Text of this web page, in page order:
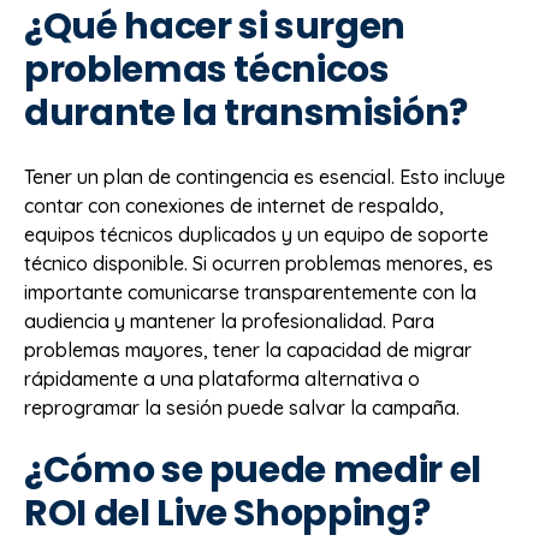
¿Qué hacer si surgen
problemas técnicos
durante la transmisión?
Tener un plan de contingencia es esencial. Esto incluye
contar con conexiones de internet de respaldo,
equipos técnicos duplicados y un equipo de soporte
técnico disponible. Si ocurren problemas menores, es
importante comunicarse transparentemente con la
audiencia y mantener la profesionalidad. Para
problemas mayores, tener la capacidad de migrar
rápidamente a una plataforma alternativa o
reprogramar la sesión puede salvar la campaña.
¿Cómo se puede medir el
ROI del Live Shopping?